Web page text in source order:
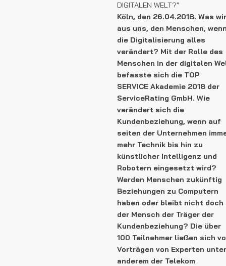
DIGITALEN WELT?"
Köln, den 26.04.2018. Was
aus uns, den Menschen,
die Digitalisierung alles
verändert? Mit der Rolle des
Menschen in der digitalen
befasste sich die TOP
SERVICE Akademie 2018 der
ServiceRating GmbH. Wie
verändert sich die
Kundenbeziehung, wenn auf
seiten der Unternehmen
mehr Technik bis hin zu
künstlicher Intelligenz und
Robotern eingesetzt wird?
Werden Menschen zukünftig
Beziehungen zu Computern
haben oder bleibt nicht doch
der Mensch der Träger der
Kundenbeziehung? Die über
100 Teilnehmer ließen sich
Vorträgen von Experten unter
anderem der Telekom